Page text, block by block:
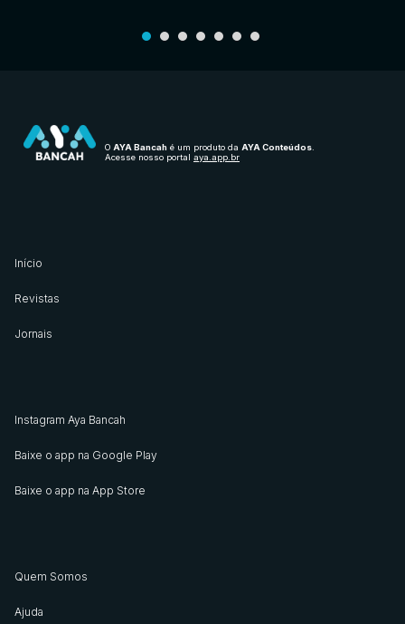
O AYA Bancah é um produto da AYA Conteúdos.
Acesse nosso portal aya.app.br
Início
Revistas
Jornais
Instagram Aya Bancah
Baixe o app na Google Play
Baixe o app na App Store
Quem Somos
Ajuda